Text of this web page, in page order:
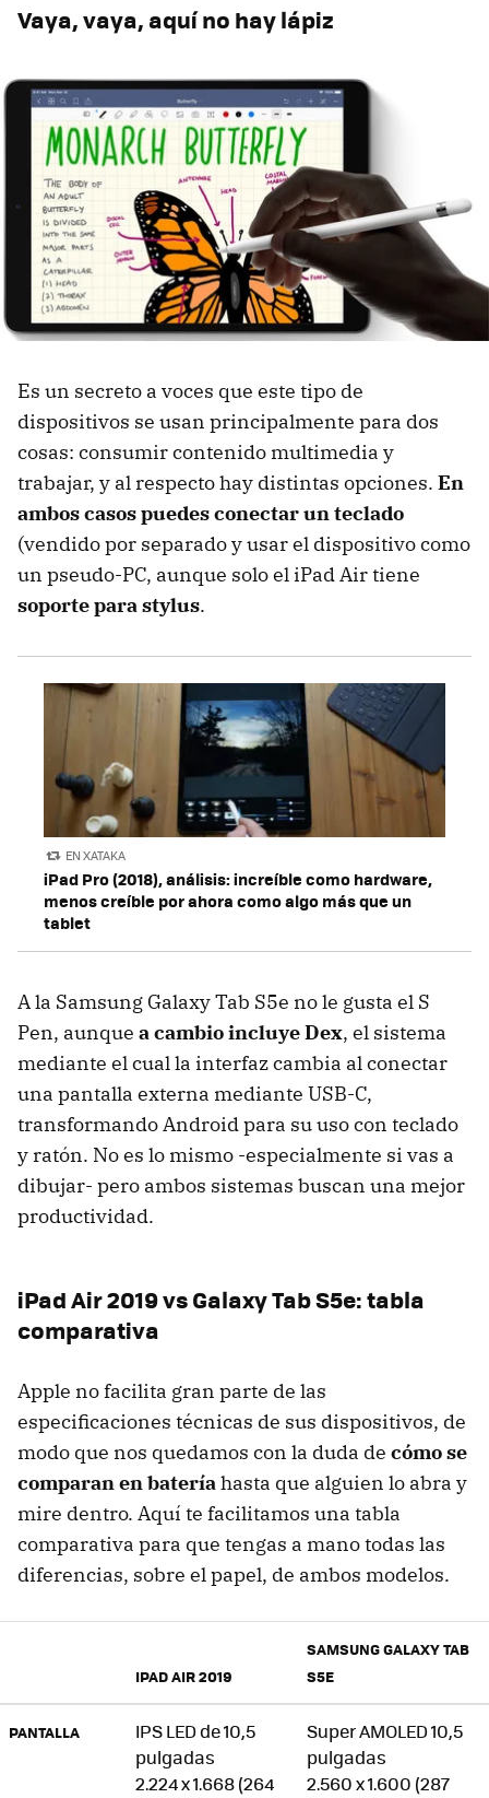
Vaya, vaya, aquí no hay lápiz
Es un secreto a voces que este tipo de
dispositivos se usan principalmente para dos
cosas: consumir contenido multimedia y
trabajar, y al respecto hay distintas opciones. En
ambos casos puedes conectar un teclado
(vendido por separado y usar el dispositivo como
un pseudo-PC, aunque solo el iPad Air tiene
soporte para stylus.
EN XATAKA
iPad Pro (2018), análisis: increíble como hardware,
menos creíble por ahora como algo más que un
tablet
A la Samsung Galaxy Tab S5e no le gusta el S
Pen, aunque a cambio incluye Dex, el sistema
mediante el cual la interfaz cambia al conectar
una pantalla externa mediante USB-C,
transformando Android para su uso con teclado
y ratón. No es lo mismo -especialmente si vas a
dibujar- pero ambos sistemas buscan una mejor
productividad.
iPad Air 2019 vs Galaxy Tab S5e: tabla
comparativa
Apple no facilita gran parte de las
especificaciones técnicas de sus dispositivos, de
modo que nos quedamos con la duda de cómo se
comparan en bateríahasta que alguien lo abra y
mire dentro. Aquí te facilitamos una tabla
comparativa para que tengas a mano todas las
diferencias, sobre el papel, de ambos modelos.
IPAD AIR 2019
SAMSUNG GALAXY TAB
S5E
PANTALLA
IPS LED de 10,5
pulgadas
2.224 x 1.668 (264
Super AMOLED 10,5
pulgadas
2.560 x 1.600 (287